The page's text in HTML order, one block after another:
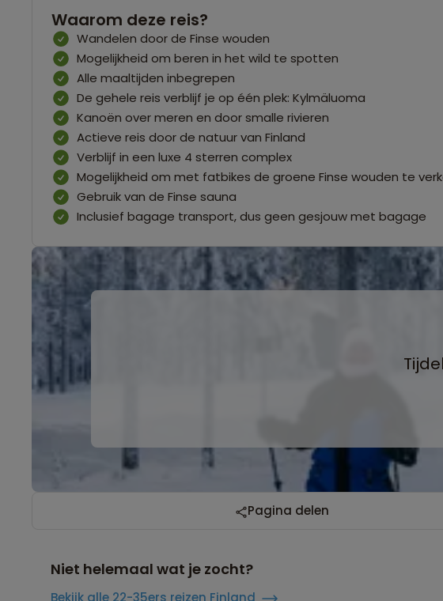
Waarom deze reis?
Wandelen door de Finse wouden
Mogelijkheid om beren in het wild te spotten
Alle maaltijden inbegrepen
De gehele reis verblijf je op één plek: Kylmäluoma
Kanoën over meren en door smalle rivieren
Actieve reis door de natuur van Finland
Verblijf in een luxe 4 sterren complex
Mogelijkheid om met fatbikes de groene Finse wouden te
Gebruik van de Finse sauna
Inclusief bagage transport, dus geen gesjouw met bagage
Pagina delen
Niet helemaal wat je zocht?
Bekijk alle 22-35ers reizen Finland